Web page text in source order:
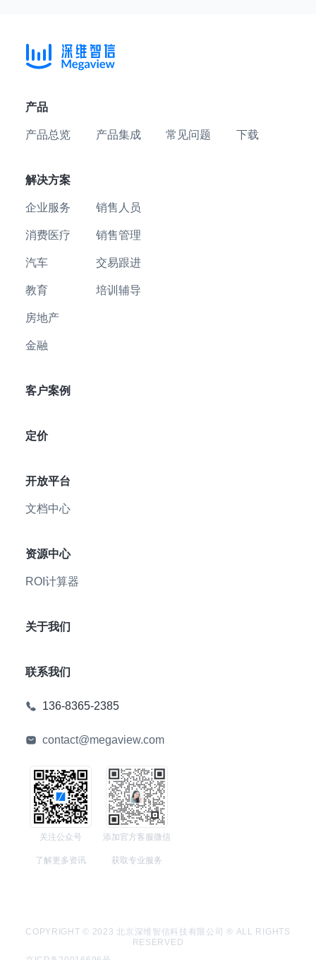
产品
产品总览 产品集成 常见问题 下载
解决方案
企业服务
消费医疗
汽车
教育
房地产
金融
销售人员
销售管理
交易跟进
培训辅导
客户案例
定价
开放平台
文档中心
资源中心
ROI计算器
关于我们
联系我们
136-8365-2385
contact@megaview.com
关注公众号
了解更多资讯
添加官方客服微信
获取专业服务
COPYRIGHT © 2023 北京深维智信科技有限公司 ® ALL RIGHTS
RESERVED